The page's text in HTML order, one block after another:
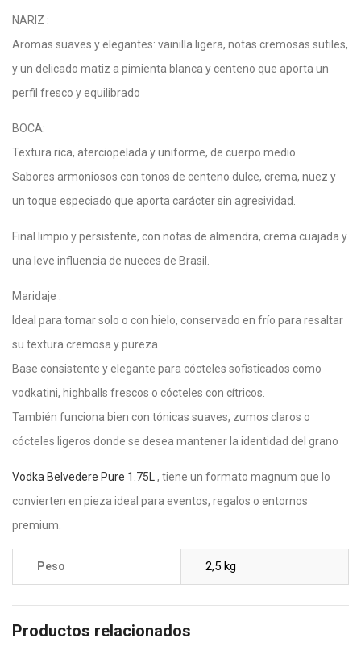
NARIZ :
Aromas suaves y elegantes: vainilla ligera, notas cremosas sutiles,
y un delicado matiz a pimienta blanca y centeno que aporta un
perfil fresco y equilibrado
BOCA:
Textura rica, aterciopelada y uniforme, de cuerpo medio
Sabores armoniosos con tonos de centeno dulce, crema, nuez y
un toque especiado que aporta carácter sin agresividad.
Final limpio y persistente, con notas de almendra, crema cuajada y
una leve influencia de nueces de Brasil.
Maridaje :
Ideal para tomar solo o con hielo, conservado en frío para resaltar
su textura cremosa y pureza
Base consistente y elegante para cócteles sofisticados como
vodkatini, highballs frescos o cócteles con cítricos.
También funciona bien con tónicas suaves, zumos claros o
cócteles ligeros donde se desea mantener la identidad del grano
Vodka Belvedere Pure 1.75L
, tiene un formato magnum que lo
convierten en pieza ideal para eventos, regalos o entornos
premium.
Peso 2,5 kg
Productos relacionados